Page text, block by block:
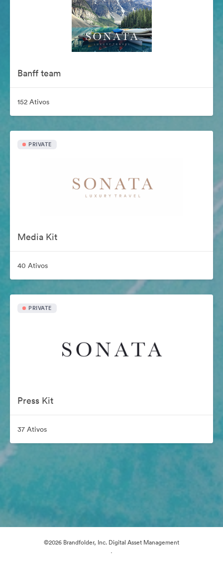
Banff team
152 Ativos
PRIVATE
Media Kit
40 Ativos
PRIVATE
Press Kit
37 Ativos
©2026 Brandfolder, Inc. Digital Asset Management
·